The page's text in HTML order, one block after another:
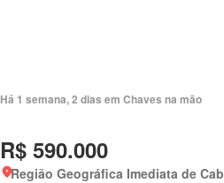
Há 1 semana, 2 dias em Chaves na mão
R$ 590.000
Região Geográfica Imediata de